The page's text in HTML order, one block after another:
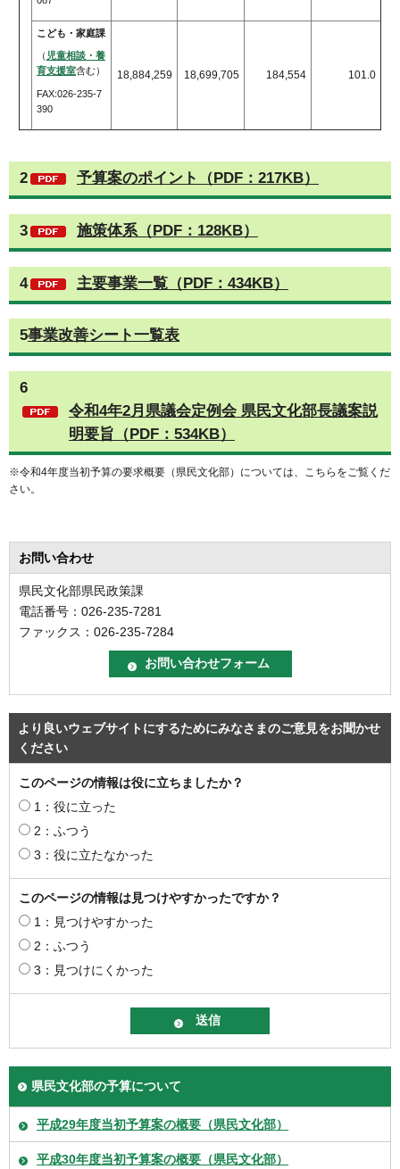
こども・家庭課
（ 児童相談・養
育支援室含む）
FAX:026-235-7
390
18,884,259 18,699,705 184,554 101.0
2 予算案のポイント（PDF：217KB）
3 施策体系（PDF：128KB）
4 主要事業一覧（PDF：434KB）
5事業改善シート一覧表
6
令和4年2月県議会定例会 県民文化部長議案説
明要旨（PDF：534KB）
※令和4年度当初予算の要求概要（県民文化部）については、こちらをご覧くだ
さい。
お問い合わせ
県民文化部県民政策課
電話番号：026-235-7281
ファックス：026-235-7284
より良いウェブサイトにするためにみなさまのご意見をお聞かせ
ください
このページの情報は役に立ちましたか？
1：役に立った
2：ふつう
3：役に立たなかった
このページの情報は見つけやすかったですか？
1：見つけやすかった
2：ふつう
3：見つけにくかった
県民文化部の予算について
平成29年度当初予算案の概要（県民文化部）
平成30年度当初予算案の概要（県民文化部）